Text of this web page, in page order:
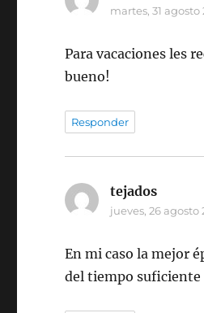
martes, 31 agosto
Para vacaciones les
bueno!
Responder
tejados
jueves, 26 agosto
En mi caso la mejor
del tiempo